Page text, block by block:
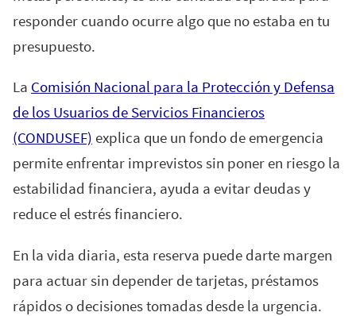
responder cuando ocurre algo que no estaba en tu
presupuesto.
La Comisión Nacional para la Protección y Defensa
de los Usuarios de Servicios Financieros
(CONDUSEF) explica que un fondo de emergencia
permite enfrentar imprevistos sin poner en riesgo la
estabilidad financiera, ayuda a evitar deudas y
reduce el estrés financiero.
En la vida diaria, esta reserva puede darte margen
para actuar sin depender de tarjetas, préstamos
rápidos o decisiones tomadas desde la urgencia.